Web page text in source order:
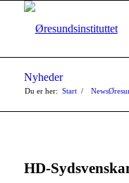
Nyheder
Du er her: Start /
HD-